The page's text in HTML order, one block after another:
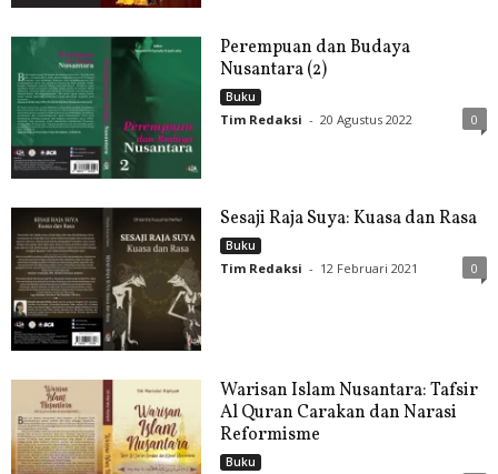
Perempuan dan Budaya
Nusantara (2)
Buku
Tim Redaksi - 20 Agustus 2022 0
Sesaji Raja Suya: Kuasa dan Rasa
Buku
Tim Redaksi - 12 Februari 2021 0
Warisan Islam Nusantara: Tafsir
Al Quran Carakan dan Narasi
Reformisme
Buku